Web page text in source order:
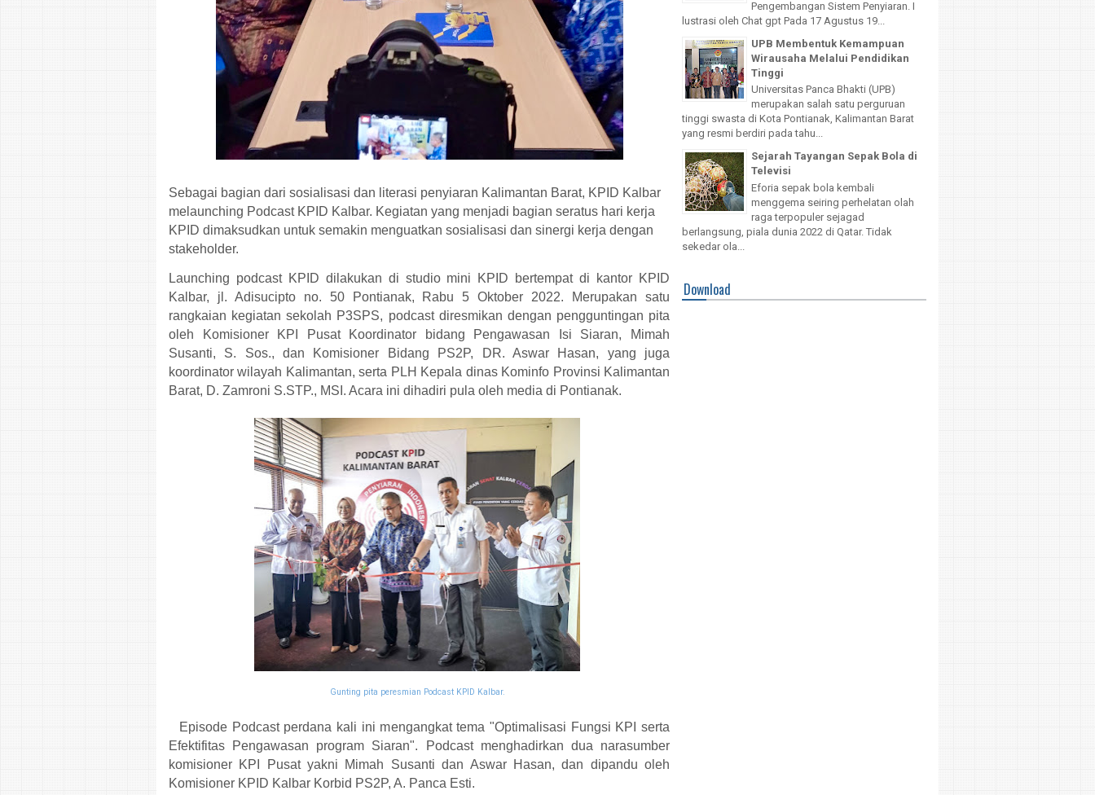
Sebagai bagian dari sosialisasi dan literasi penyiaran Kalimantan Barat, KPID Kalbar
melaunching Podcast KPID Kalbar. Kegiatan yang menjadi bagian seratus hari kerja
KPID dimaksudkan untuk semakin menguatkan sosialisasi dan sinergi kerja dengan
stakeholder.
Launching podcast KPID dilakukan di studio mini KPID bertempat di kantor KPID
Kalbar, jl. Adisucipto no. 50 Pontianak, Rabu 5 Oktober 2022. Merupakan satu
rangkaian kegiatan sekolah P3SPS, podcast diresmikan dengan pengguntingan pita
oleh
Komisioner KPI Pusat Koordinator bidang Pengawasan Isi Siaran, Mimah
Susanti, S. Sos., dan Komisioner Bidang PS2P, DR. Aswar Hasan, yang juga
koordinator wilayah Kalimantan, serta PLH Kepala dinas Kominfo Provinsi Kalimantan
Barat, D. Zamroni S.STP., MSI. Acara ini dihadiri pula oleh media di Pontianak.
Gunting pita peresmian Podcast KPID Kalbar.
Episode Podcast perdana kali ini mengangkat tema "Optimalisasi Fungsi KPI serta
Efektifitas Pengawasan program Siaran". Podcast menghadirkan dua narasumber
komisioner KPI Pusat yakni Mimah Susanti dan Aswar Hasan, dan dipandu oleh
Komisioner KPID Kalbar Korbid PS2P, A. Panca Esti.
Pengembangan Sistem Penyiaran. I
lustrasi oleh Chat gpt Pada 17 Agustus 19...
UPB Membentuk Kemampuan
Wirausaha Melalui Pendidikan
Tinggi
Universitas Panca Bhakti (UPB)
merupakan salah satu perguruan
tinggi swasta di Kota Pontianak, Kalimantan Barat
yang resmi berdiri pada tahu...
Sejarah Tayangan Sepak Bola di
Televisi
Eforia sepak bola kembali
menggema seiring perhelatan olah
raga terpopuler sejagad
berlangsung, piala dunia 2022 di Qatar. Tidak
sekedar ola...
Download